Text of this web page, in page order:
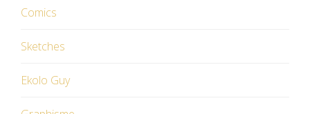
Comics
Sketches
Ekolo Guy